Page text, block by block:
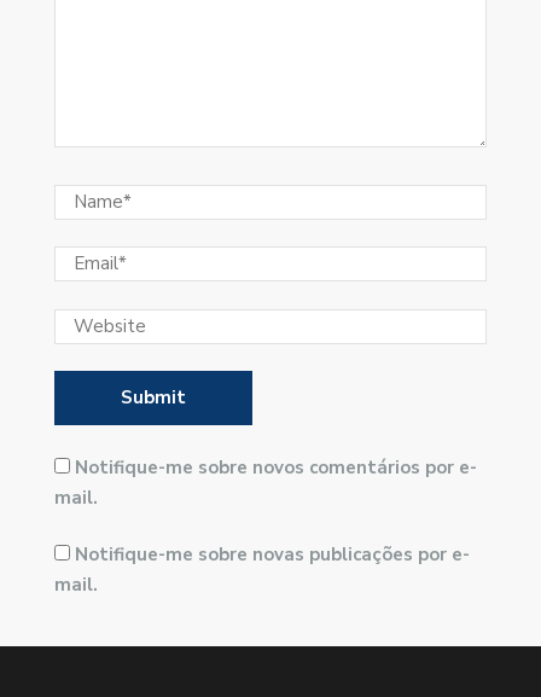
Notifique-me sobre novos comentários por e-
mail.
Notifique-me sobre novas publicações por e-
mail.